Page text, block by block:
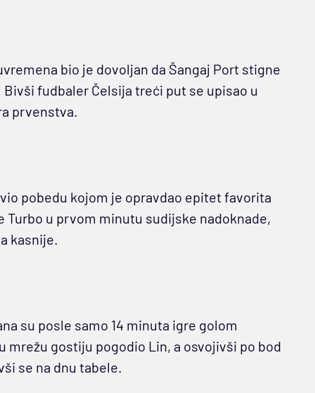
bio je dovoljan da Šangaj Port stigne
fudbaler Čelsija treći put se upisao u
prvenstva.
pobedu kojom je opravdao epitet favorita
u prvom minutu sudijske nadoknade,
kasnije.
su posle samo 14 minuta igre golom
mrežu gostiju pogodio Lin, a osvojivši po bod
se na dnu tabele.